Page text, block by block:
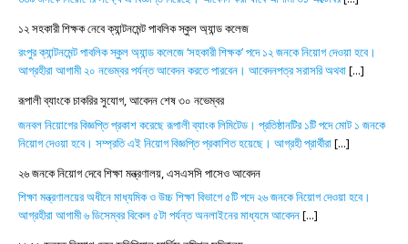
১২ সহকারী শিক্ষক নেবে ক্যান্টনমেন্ট পাবলিক স্কুল অ্যান্ড কলেজ
রংপুর ক্যান্টনমেন্ট পাবলিক স্কুল অ্যান্ড কলেজে ‘সহকারী শিক্ষক’ পদে ১২ জনকে নিয়োগ দেওয়া হবে।
আগ্রহীরা আগামী ২০ নভেম্বর পর্যন্ত আবেদন করতে পারবেন। আবেদনপত্র সরাসরি অথবা[...]
রূপালী ব্যাংকে চাকরির সুযোগ, আবেদন শেষ ৩০ নভেম্বর
জনবল নিয়োগের বিজ্ঞপ্তি প্রকাশ করেছে রূপালী ব্যাংক লিমিটেড। প্রতিষ্ঠানটির ১টি পদে মোট ১ জনকে
নিয়োগ দেওয়া হবে। সম্প্রতি এই নিয়োগ বিজ্ঞপ্তি প্রকাশিত হয়েছে। আগ্রহী প্রার্থীরা[...]
২৬ জনকে নিয়োগ দেবে শিক্ষা মন্ত্রণালয়, এসএসসি পাসেও আবেদন
শিক্ষা মন্ত্রণালয়ের অধীনে মাধ্যমিক ও উচ্চ শিক্ষা বিভাগে ৫টি পদে ২৬ জনকে নিয়োগ দেওয়া হবে।
আগ্রহীরা আগামী ৬ ডিসেম্বর বিকেল ৫টা পর্যন্ত অনলাইনের মাধ্যমে আবেদন[...]